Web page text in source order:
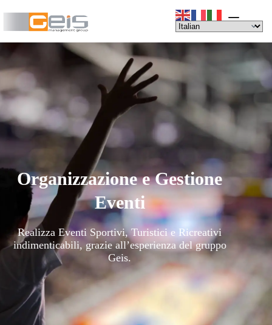
Organizzazione e Gestione
Eventi
Realizza Eventi Sportivi, Turistici e Ricreativi
indimenticabili, grazie all’esperienza del gruppo
Geis.